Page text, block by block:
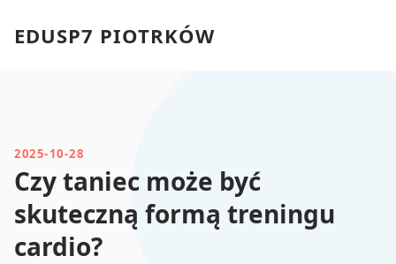
EDUSP7 PIOTRKÓW
2025-10-28
Czy taniec może być
skuteczną formą treningu
cardio?